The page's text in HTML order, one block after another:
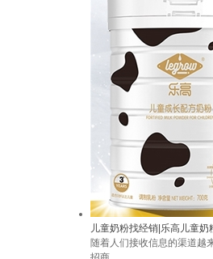
儿童奶粉找经销|乐高儿童
随着人们接收信息的渠道越